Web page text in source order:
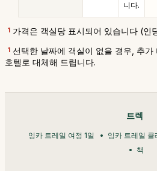
니다.
1 가격은 객실당 표시되어 있습니다 (인
1 선택한 날짜에 객실이 없을 경우, 추
호텔로 대체해 드립니다.
트렉
잉카 트레일 여정 1일 잉카 트레일 클
책